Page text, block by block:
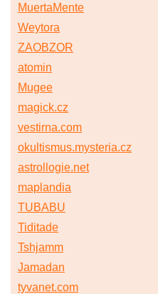
MuertaMente
Weytora
ZAOBZOR
atomin
Mugee
magick.cz
vestirna.com
okultismus.mysteria.cz
astrollogie.net
maplandia
TUBABU
Tiditade
Tshjamm
Jamadan
tyvanet.com